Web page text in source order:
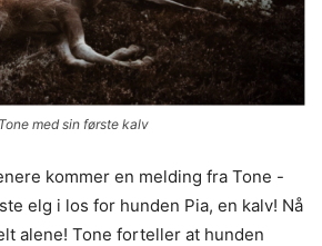
Tone med sin første kalv
kommer en melding fra Tone -
elg i los for hunden Pia, en kalv! Nå
alene! Tone forteller at hunden